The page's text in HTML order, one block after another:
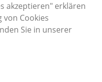
akzeptieren" erklären
von Cookies
Sie in unserer